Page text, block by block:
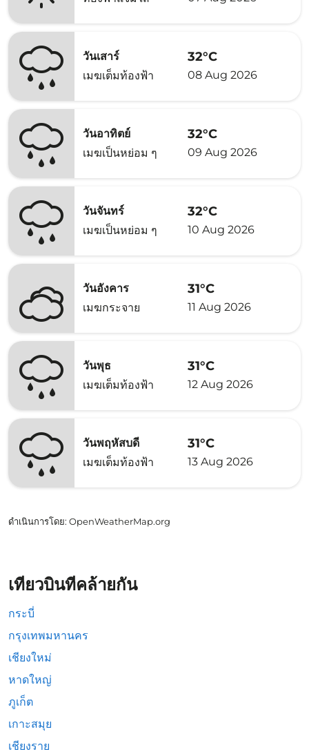
วันเสาร์
เมฆเต็มท้องฟ้า
32°C
08 Aug 2026
วันอาทิตย์
เมฆเป็นหย่อม ๆ
32°C
09 Aug 2026
วันจันทร์
เมฆเป็นหย่อม ๆ
32°C
10 Aug 2026
วันอังคาร
เมฆกระจาย
31°C
11 Aug 2026
วันพุธ
เมฆเต็มท้องฟ้า
31°C
12 Aug 2026
วันพฤหัสบดี
เมฆเต็มท้องฟ้า
31°C
13 Aug 2026
ดำเนินการโดย: OpenWeatherMap.org
เที่ยวบินที่คล้ายกัน
กระบี่
กรุงเทพมหานคร
เชียงใหม่
หาดใหญ่
ภูเก็ต
เกาะสมุย
เชียงราย